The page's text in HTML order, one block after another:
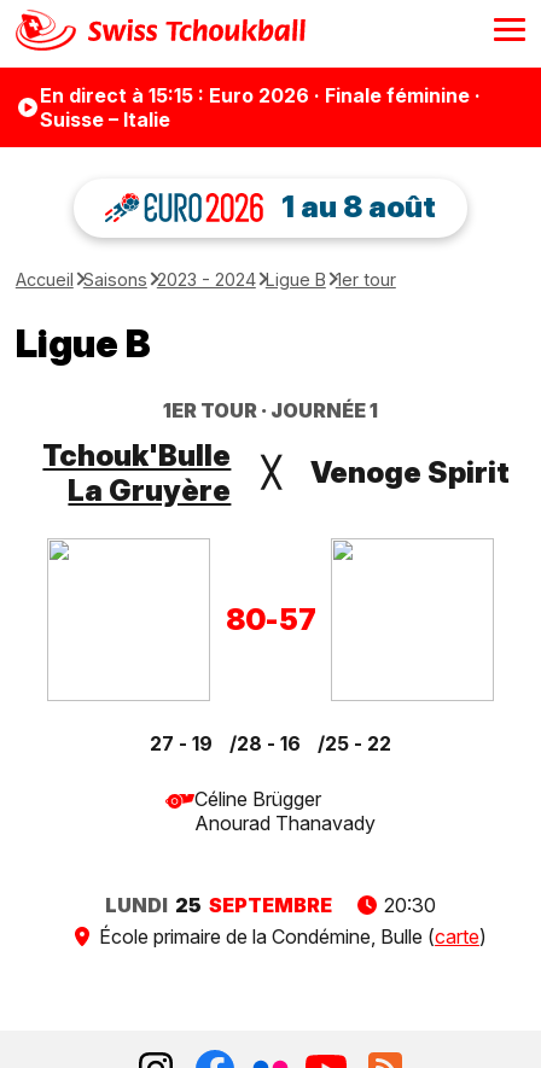
En direct à 15:15: Euro 2026 · Finale féminine ·
Suisse – Italie
1 au 8 août
Accueil Saisons 2023 - 2024 Ligue B 1er tour
Ligue B
1ER TOUR JOURNÉE 1
Tchouk'Bulle
La Gruyère
╳ Venoge Spirit
80-57
27 - 19 28 - 16 25 - 22
Céline Brügger
Anourad Thanavady
LUNDI 25 SEPTEMBRE
20:30
École primaire de la Condémine, Bulle (carte)